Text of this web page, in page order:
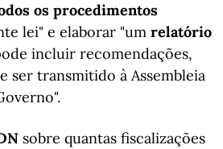
os procedimentos
lei" e elaborar "um relatório
incluir recomendações,
ser transmitido à Assembleia
sobre quantas fiscalizações